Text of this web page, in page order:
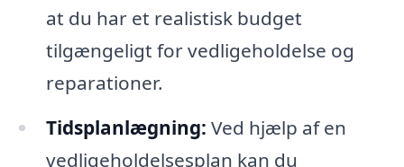
at du har et realistisk budget
tilgængeligt for vedligeholdelse og
reparationer.
Tidsplanlægning: Ved hjælp af en
vedligeholdelsesplan kan du